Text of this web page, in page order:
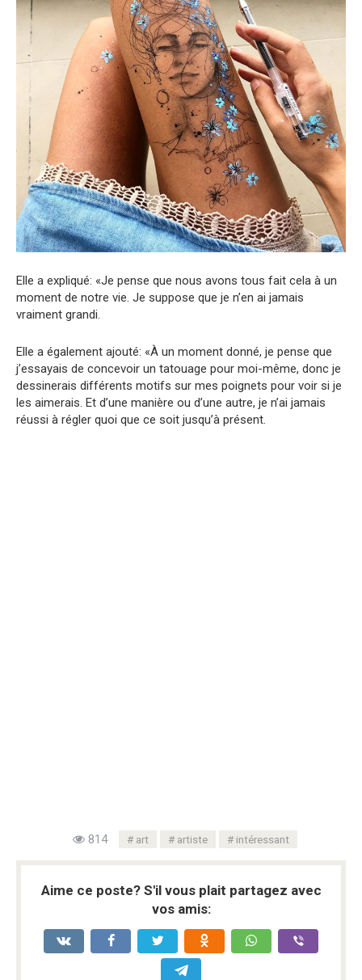
Elle a expliqué: «Je pense que nous avons tous fait cela à un
moment de notre vie. Je suppose que je n’en ai jamais
vraiment grandi.
Elle a également ajouté: «À un moment donné, je pense que
j’essayais de concevoir un tatouage pour moi-même, donc je
dessinerais différents motifs sur mes poignets pour voir si je
les aimerais. Et d’une manière ou d’une autre, je n’ai jamais
réussi à régler quoi que ce soit jusqu’à présent.
814 art artiste intéressant
Aime ce poste? S'il vous plait partagez avec
vos amis: